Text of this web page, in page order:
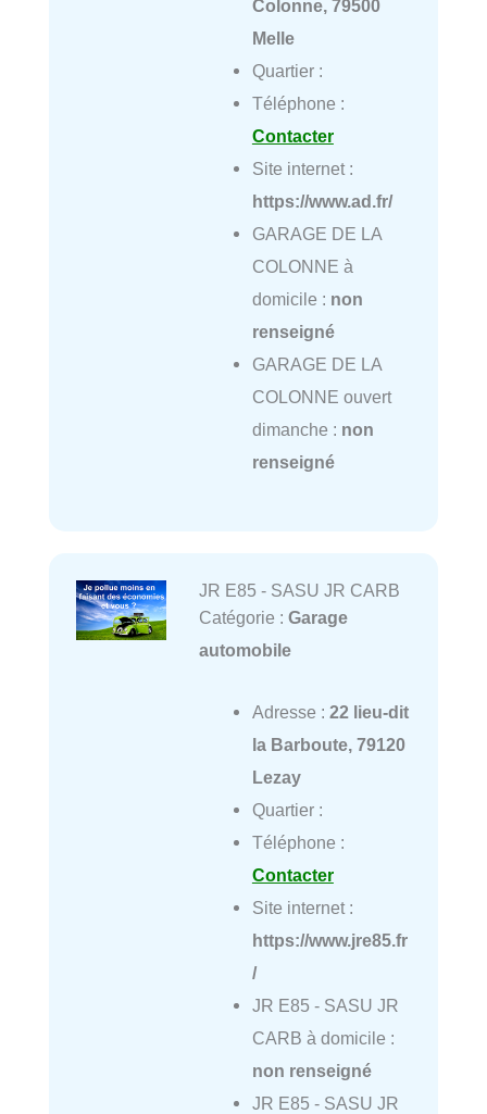
Colonne, 79500
Melle
Quartier :
Téléphone :
Contacter
Site internet :
https://www.ad.fr/
GARAGE DE LA
COLONNE à
domicile : non
renseigné
GARAGE DE LA
COLONNE ouvert
dimanche : non
renseigné
JR E85 - SASU JR CARB
Catégorie : Garage
automobile
Adresse : 22 lieu-dit
la Barboute, 79120
Lezay
Quartier :
Téléphone :
Contacter
Site internet :
https://www.jre85.fr
/
JR E85 - SASU JR
CARB à domicile :
non renseigné
JR E85 - SASU JR